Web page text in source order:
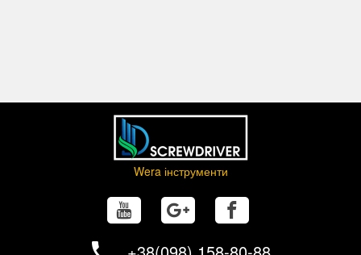
Wera інструменти